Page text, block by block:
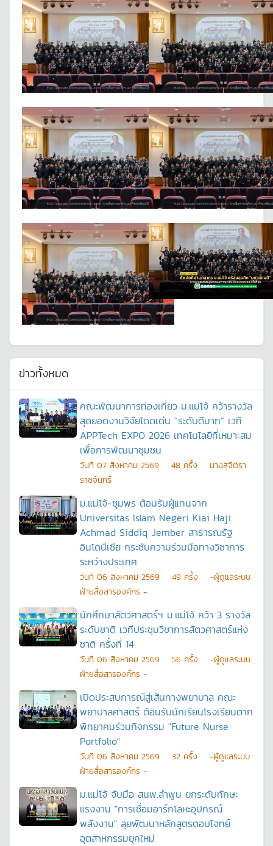
ข่าวทั้งหมด
คณะพัฒนาการท่องเที่ยว ม.แม่โจ้ คว้ารางวัล
สุดยอดงานวิจัยโดดเด่น “ระดับดีมาก” เวที
APPTech EXPO 2026 เทคโนโลยีที่เหมาะสม
เพื่อการพัฒนาชุมชน
วันที 07 สิงหาคม 2569 48 ครั้ง
นางสุจิตรา
ราชจันทร์
ม.แม่โจ้-ชุมพร ต้อนรับผู้แทนจาก
Universitas Islam Negeri Kiai Haji
Achmad Siddiq Jember สาธารณรัฐ
อินโดนีเซีย กระชับความร่วมมือทางวิชาการ
ระหว่างประเทศ
วันที 06 สิงหาคม 2569 49 ครั้ง
-ผู้ดูแลระบบ
ฝ่ายสื่อสารองค์กร -
นักศึกษาสัตวศาสตร์ฯ ม.แม่โจ้ คว้า 3 รางวัล
ระดับชาติ เวทีประชุมวิชาการสัตวศาสตร์แห่ง
ชาติ ครั้งที่ 14
วันที 06 สิงหาคม 2569 56 ครั้ง
-ผู้ดูแลระบบ
ฝ่ายสื่อสารองค์กร -
เปิดประสบการณ์สู่เส้นทางพยาบาล คณะ
พยาบาลศาสตร์ ต้อนรับนักเรียนโรงเรียนตาก
พิทยาคมร่วมกิจกรรม "Future Nurse
Portfolio"
วันที 06 สิงหาคม 2569 32 ครั้ง
-ผู้ดูแลระบบ
ฝ่ายสื่อสารองค์กร -
ม.แม่โจ้ จับมือ สนพ.ลำพูน ยกระดับทักษะ
แรงงาน "การเชื่อมอาร์กโลหะอุปกรณ์
พลังงาน" ลุยพัฒนาหลักสูตรตอบโจทย์
อุตสาหกรรมยุคใหม่